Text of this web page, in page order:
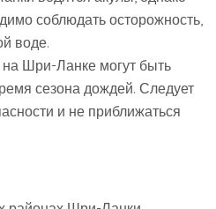
соблюдать осторожность,
воде.
Шри-Ланке могут быть
сезона дождей. Следует
и не приближаться